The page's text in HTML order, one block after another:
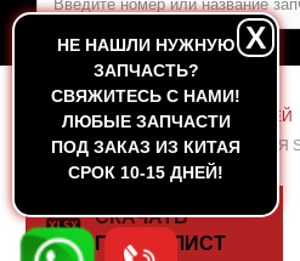
НЕ НАШЛИ НУЖНУЮ
ЗАПЧАСТЬ?
CВЯЖИТЕСЬ С НАМИ!
ЛЮБЫЕ ЗАПЧАСТИ
ПОД ЗАКАЗ ИЗ КИТАЯ
СРОК 10-15 ДНЕЙ!
X
ГЛАВНАЯ — КАТАЛОГ ЗАПЧАСТЕЙ
(НИЖНЯЯ, РЕЗИНОВАЯ) ДВИГАТЕЛЯ
СКАЧАТЬ
ПРАЙС-ЛИСТ